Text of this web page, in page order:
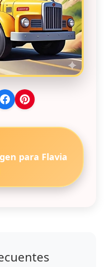
para Flavia